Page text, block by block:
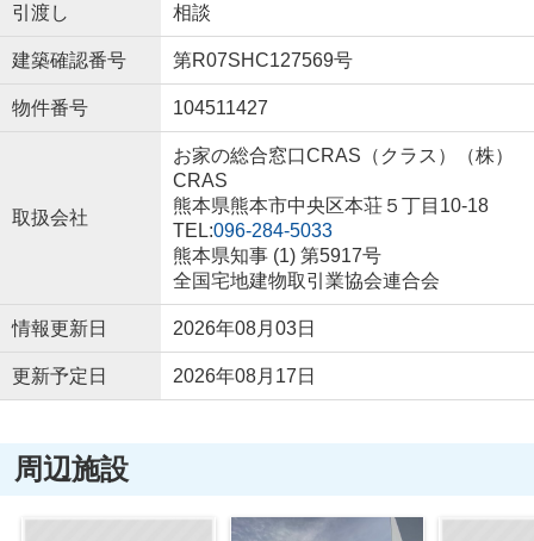
引渡し 相談
建築確認番号 第R07SHC127569号
物件番号 104511427
取扱会社
お家の総合窓口CRAS（クラス）（株）
CRAS
熊本県熊本市中央区本荘５丁目10-18
TEL:096-284-5033
熊本県知事 (1) 第5917号
全国宅地建物取引業協会連合会
情報更新日 2026年08月03日
更新予定日 2026年08月17日
周辺施設